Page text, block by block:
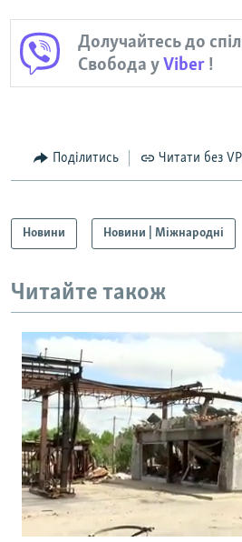
Долучайтесь до
Свобода уViber !
Поділитись Читати без
Новини Новини | Міжнародні
Читайте також